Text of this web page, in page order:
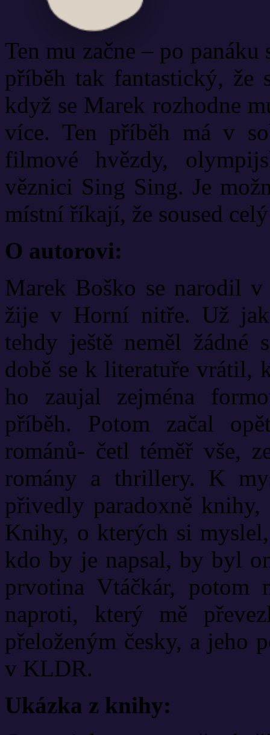
Ten mu začne – po
příběh tak fantastický, že
když se Marek rozhodne
více. Ten příběh má v
filmové hvězdy,
věznici Sing Sing. Je
místní říkají, že soused
O autorovi:
Marek Boško se narodil
žije v Horní nitře. Už
tehdy ještě neměl žádné
době se k literatuře vrátil,
ho zaujal zejména
příběh. Potom začal
románů- četl téměř vše,
romány a thrillery. K
přivedly paradoxně knihy,
Knihy, o kterých si
kdo by je napsal, by byl
prvotina Vtáčkár, potom
naproti, který mě
přeloženým česky, a jeho
v KLDR.
Ukázka z knihy: